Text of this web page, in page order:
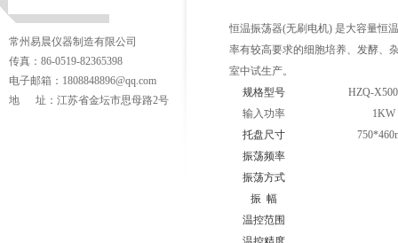
常州易晨仪器制造有限公司
传真：86-0519-82365398
电子邮箱：1808848896@qq.com
地 址：江苏省金坛市思母路2号
恒温振荡器(无刷电机) 是大容量恒
率有较高要求的细胞培养、发酵、
室中试生产。
规格型号
HZQ-X500
输入功率
1KW
托盘尺寸
振荡频率
振荡方式
振 幅
温控范围